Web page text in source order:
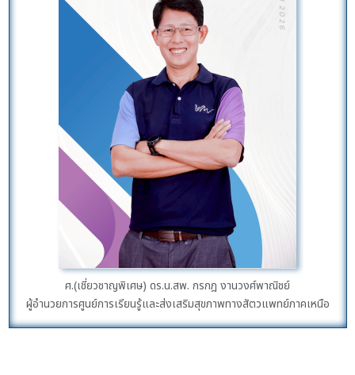
ศ.(เชี่ยวชาญพิเศษ) ดร.น.สพ. กรกฎ งานวงศ์พาณิชย์
ผู้อำนวยการศูนย์การเรียนรู้และส่งเสริมสุขภาพทางสัตวแพทย์ภาคเหนือ